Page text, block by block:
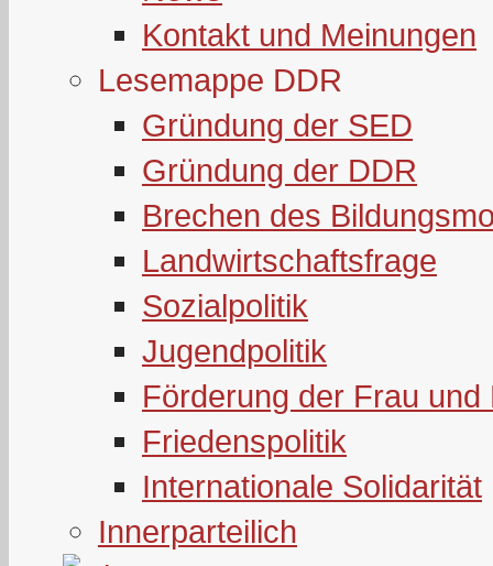
Kontakt und Meinungen
Lesemappe DDR
Gründung der SED
Gründung der DDR
Brechen des
Landwirtschaftsfrage
Sozialpolitik
Jugendpolitik
Förderung der Frau und
Friedenspolitik
Internationale Solidarität
Innerparteilich